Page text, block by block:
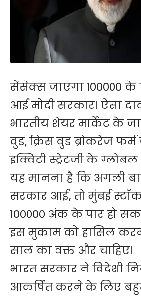
सेंसेक्स जाएगा 100000 के
आई मोदी सरकार। ऐसा
भारतीय शेयर मार्केट के
वुड, क्रिस वुड ब्रोकरेज
इक्विटी स्ट्रेटजी के
यह मानना है कि अगली
सरकार आई, तो मुंबई
100000 अंक के पार हो
इस मुकाम को हासिल
साल का वक्त और चाहिए।
भारत सरकार ने विदेशी
आकर्षित करने के लिए